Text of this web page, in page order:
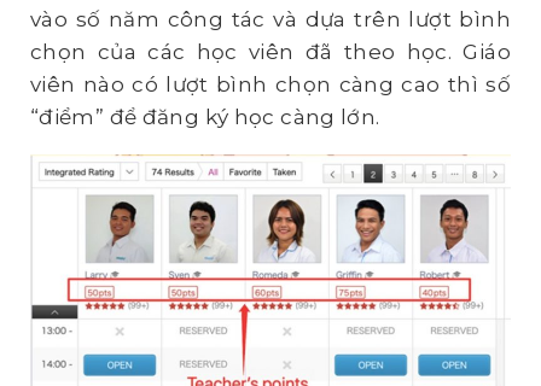
vào số năm công tác và dựa trên lượt bình
chọn của các học viên đã theo học. Giáo
viên nào có lượt bình chọn càng cao thì số
“điểm” để đăng ký học càng lớn.